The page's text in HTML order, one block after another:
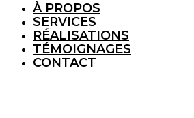
À PROPOS
SERVICES
RÉALISATIONS
TÉMOIGNAGES
CONTACT